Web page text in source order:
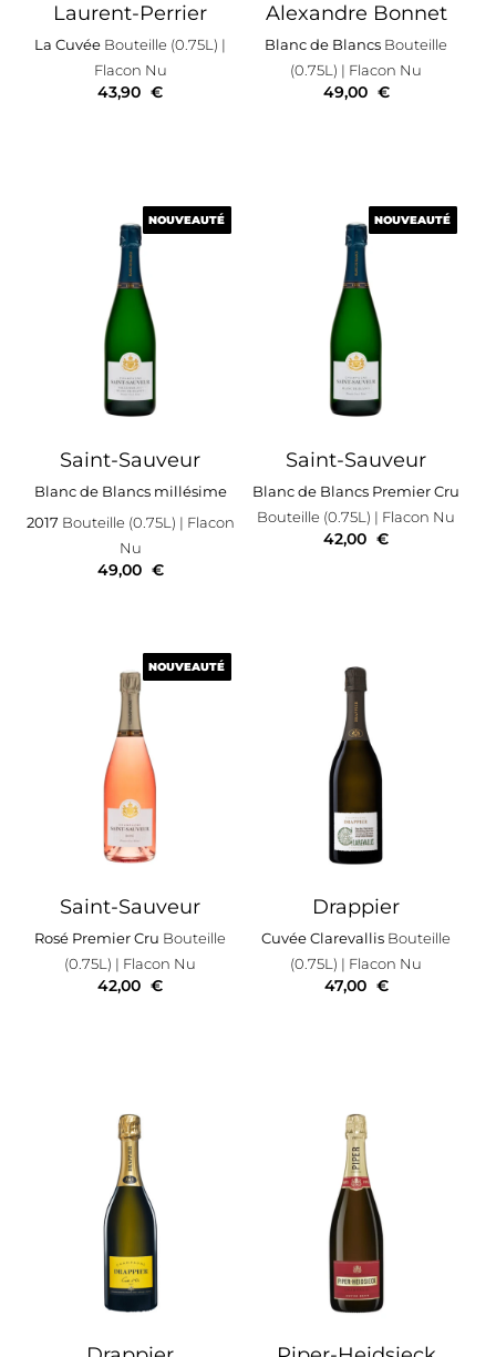
Laurent-Perrier
La Cuvée Bouteille (0.75L) |
Flacon Nu
43,90 €
Alexandre Bonnet
Blanc de Blancs Bouteille
(0.75L) | Flacon Nu
49,00 €
NOUVEAUTÉ
Saint-Sauveur
Blanc de Blancs millésime
2017 Bouteille (0.75L) | Flacon
Nu
NOUVEAUTÉ
49,00 €
NOUVEAUTÉ
Saint-Sauveur
Blanc de Blancs Premier Cru
Bouteille (0.75L) | Flacon Nu
NOUVEAUTÉ
42,00 €
NOUVEAUTÉ
Saint-Sauveur
Rosé Premier Cru Bouteille
(0.75L) | Flacon Nu
NOUVEAUTÉ
42,00 €
Drappier
Cuvée Clarevallis Bouteille
(0.75L) | Flacon Nu
47,00 €